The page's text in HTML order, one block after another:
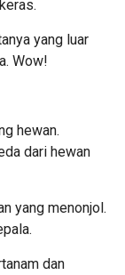
yang luar
Wow!
hewan.
dari hewan
yang menonjol.
dan